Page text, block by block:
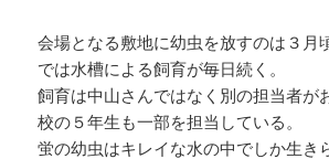
会場となる敷地に幼虫を放すのは３月
では水槽による飼育が毎日続く。
飼育は中山さんではなく別の担当者が
校の５年生も一部を担当している。
蛍の幼虫はキレイな水の中でしか生き